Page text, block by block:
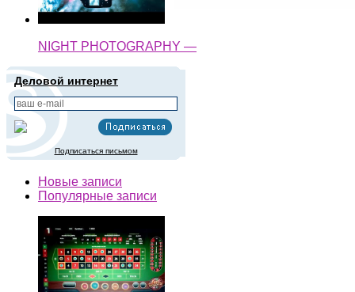
NIGHT PHOTOGRAPHY —
Деловой интернет
Подписаться письмом
Новые записи
Популярные записи